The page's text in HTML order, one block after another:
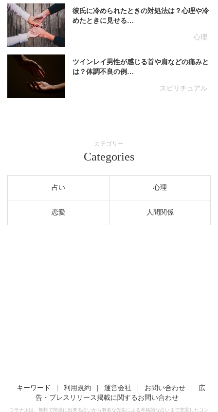
心理
彼氏に冷められたときの対処法は？心理や冷
めたときに見せる…
スピリチュアル
ツインレイ男性が感じる首や肩などの痛みと
は？体調不良の例…
カテゴリー
Categories
占い 心理
恋愛 人間関係
キーワード 利用規約 運営会社 お問い合わせ
広
告・プレスリリース掲載に関するお問い合わせ
ウラナルは、無料で簡単に出来る占いから有名な先生による本格的な占いまで充実したコン